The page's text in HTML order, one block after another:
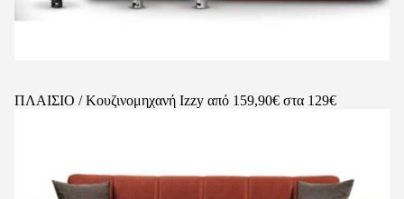
ΠΛΑΙΣΙΟ / Κουζινομηχανή Izzy από 159,90€ στα 129€